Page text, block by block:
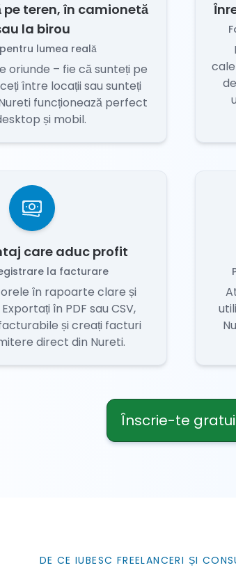
pe teren, în camionetă
la birou
lumea reală
oriunde – fie că sunteți pe
între locații sau sunteți
funcționează perfect
și mobil.
care aduc profit
la facturare
în rapoarte clare și
în PDF sau CSV,
și creați facturi
direct din Nureti.
Înscrie-te
DE CE IUBESC FREELANCERI ȘI